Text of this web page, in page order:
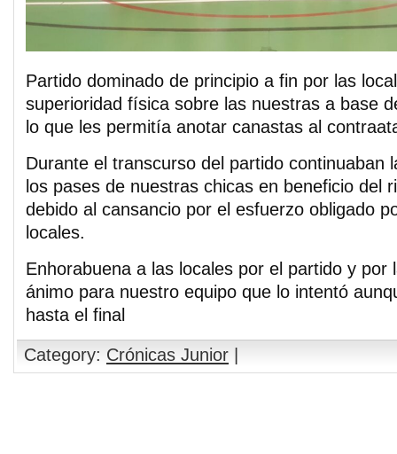
Partido dominado de principio a fin por las
superioridad física sobre las nuestras a base
lo que les permitía anotar canastas al
Durante el transcurso del partido continuaban
los pases de nuestras chicas en beneficio del
debido al cansancio por el esfuerzo obligado
locales.
Enhorabuena a las locales por el partido y por
ánimo para nuestro equipo que lo intentó
hasta el final
Category: Crónicas Junior